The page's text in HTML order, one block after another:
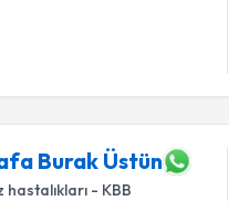
Burak Üstün
- KBB